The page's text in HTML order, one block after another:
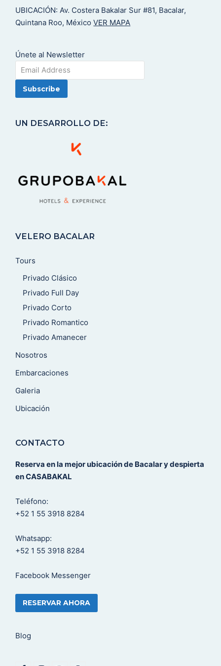
UBICACIÓN: Av. Costera Bakalar Sur #81, Bacalar,
Quintana Roo, MéxicoVER MAPA
Únete al Newsletter
UN DESARROLLO DE:
VELERO BACALAR
Tours
Privado Clásico
Privado Full Day
Privado Corto
Privado Romantico
Privado Amanecer
Nosotros
Embarcaciones
Galeria
Ubicación
CONTACTO
Reserva en la mejor ubicación de Bacalar y despierta
en CASABAKAL
Teléfono:
+52 1 55 3918 8284
Whatsapp:
+52 1 55 3918 8284
Facebook Messenger
RESERVAR AHORA
Blog